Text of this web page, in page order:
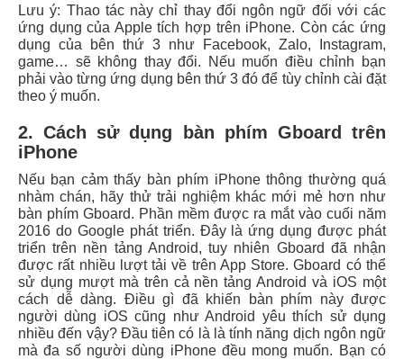
Lưu ý: Thao tác này chỉ thay đổi ngôn ngữ đối với các
ứng dụng của Apple tích hợp trên iPhone. Còn các ứng
dụng của bên thứ 3 như Facebook, Zalo, Instagram,
game… sẽ không thay đổi. Nếu muốn điều chỉnh bạn
phải vào từng ứng dụng bên thứ 3 đó để tùy chỉnh cài đặt
theo ý muốn.
2. Cách sử dụng bàn phím Gboard trên
iPhone
Nếu bạn cảm thấy bàn phím iPhone thông thường quá
nhàm chán, hãy thử trải nghiệm khác mới mẻ hơn như
bàn phím Gboard. Phần mềm được ra mắt vào cuối năm
2016 do Google phát triển. Đây là ứng dụng được phát
triển trên nền tảng Android, tuy nhiên Gboard đã nhận
được rất nhiều lượt tải về trên App Store. Gboard có thể
sử dụng mượt mà trên cả nền tảng Android và iOS một
cách dễ dàng. Điều gì đã khiến bàn phím này được
người dùng iOS cũng như Android yêu thích sử dụng
nhiều đến vậy? Đầu tiên có là là tính năng dịch ngôn ngữ
mà đa số người dùng iPhone đều mong muốn. Bạn có